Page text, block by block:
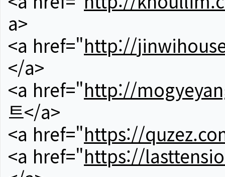
a>
<a href="http://
</a>
<a href="http://
트</a>
<a href="https://
<a href="https://